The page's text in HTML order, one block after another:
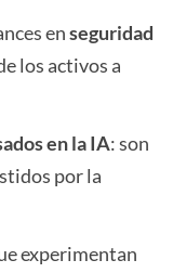
enseguridad
los activos a
en la IA: son
por la
experimentan